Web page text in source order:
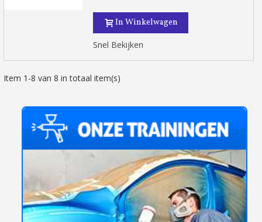
In Winkelwagen
Snel Bekijken
Item 1-8 van 8 in totaal item(s)